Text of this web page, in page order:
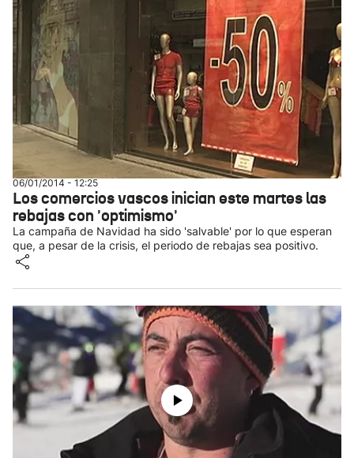
06/01/2014 - 12:25
Los comercios vascos inician este martes las
rebajas con 'optimismo'
La campaña de Navidad ha sido 'salvable' por lo que esperan
que, a pesar de la crisis, el periodo de rebajas sea positivo.